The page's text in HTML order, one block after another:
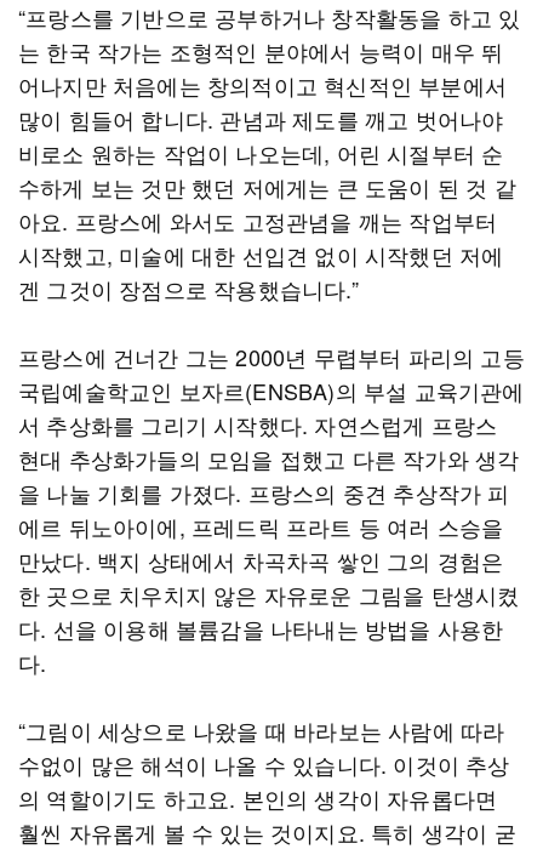
“프랑스를 기반으로 공부하거나 창작활동을 하고 있
는 한국 작가는 조형적인 분야에서 능력이 매우 뛰
어나지만 처음에는 창의적이고 혁신적인 부분에서
많이 힘들어 합니다. 관념과 제도를 깨고 벗어나야
비로소 원하는 작업이 나오는데, 어린 시절부터 순
수하게 보는 것만 했던 저에게는 큰 도움이 된 것 같
아요. 프랑스에 와서도 고정관념을 깨는 작업부터
시작했고, 미술에 대한 선입견 없이 시작했던 저에
겐 그것이 장점으로 작용했습니다.”
프랑스에 건너간 그는 2000년 무렵부터 파리의 고등
국립예술학교인 보자르(ENSBA)의 부설 교육기관에
서 추상화를 그리기 시작했다. 자연스럽게 프랑스
현대 추상화가들의 모임을 접했고 다른 작가와 생각
을 나눌 기회를 가졌다. 프랑스의 중견 추상작가 피
에르 뒤노아이에, 프레드릭 프라트 등 여러 스승을
만났다. 백지 상태에서 차곡차곡 쌓인 그의 경험은
한 곳으로 치우치지 않은 자유로운 그림을 탄생시켰
다. 선을 이용해 볼륨감을 나타내는 방법을 사용한
다.
“그림이 세상으로 나왔을 때 바라보는 사람에 따라
수없이 많은 해석이 나올 수 있습니다. 이것이 추상
의 역할이기도 하고요. 본인의 생각이 자유롭다면
훨씬 자유롭게 볼 수 있는 것이지요. 특히 생각이 굳